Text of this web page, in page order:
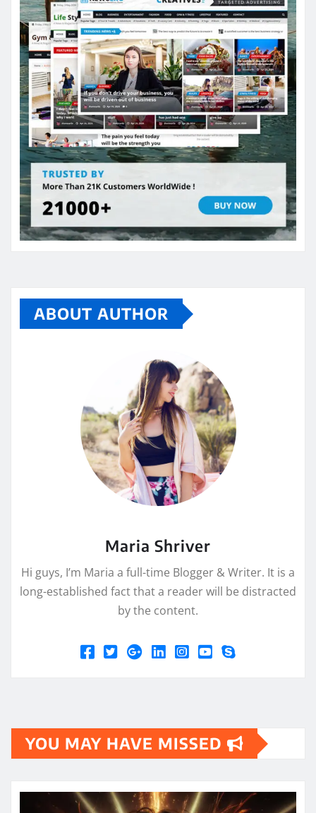
ABOUT AUTHOR
Maria Shriver
Hi guys, I’m Maria a full-time Blogger & Writer. It is a
long-established fact that a reader will be distracted
by the content.
YOU MAY HAVE MISSED